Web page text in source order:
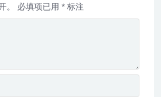
。 必填项已用 * 标注